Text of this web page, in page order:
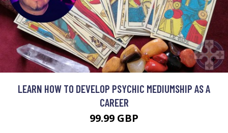
LEARN HOW TO DEVELOP PSYCHIC MEDIUMSHIP AS A
CAREER
99.99 GBP